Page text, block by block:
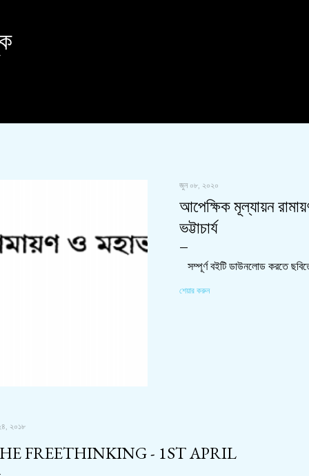
জুন ০৮, ২০২০
আপেক্ষিক মূল্যায়ন
ভট্টাচার্য
সম্পূর্ণ বইটি ডাউনলোড করতে
শেয়ার করুন
২০১৮
FREETHINKING - 1ST APRIL